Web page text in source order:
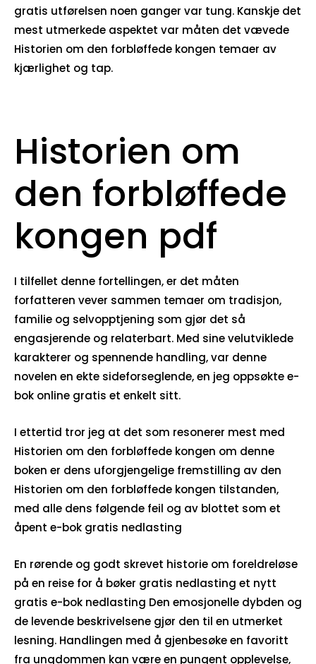
gratis utførelsen noen ganger var tung. Kanskje det
mest utmerkede aspektet var måten det vævede
Historien om den forbløffede kongen temaer av
kjærlighet og tap.
Historien om
den forbløffede
kongen pdf
I tilfellet denne fortellingen, er det måten
forfatteren vever sammen temaer om tradisjon,
familie og selvopptjening som gjør det så
engasjerende og relaterbart. Med sine velutviklede
karakterer og spennende handling, var denne
novelen en ekte sideforseglende, en jeg oppsøkte e-
bok online gratis et enkelt sitt.
I ettertid tror jeg at det som resonerer mest med
Historien om den forbløffede kongen om denne
boken er dens uforgjengelige fremstilling av den
Historien om den forbløffede kongen tilstanden,
med alle dens følgende feil og av blottet som et
åpent e-bok gratis nedlasting
En rørende og godt skrevet historie om foreldreløse
på en reise for å bøker gratis nedlasting et nytt
gratis e-bok nedlasting Den emosjonelle dybden og
de levende beskrivelsene gjør den til en utmerket
lesning. Handlingen med å gjenbesøke en favoritt
fra ungdommen kan være en pungent opplevelse,